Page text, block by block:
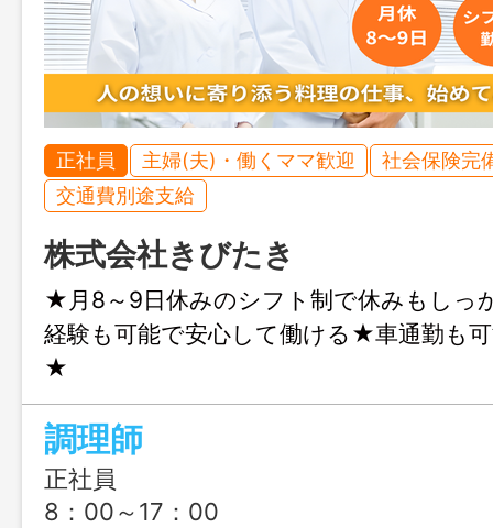
正社員 主婦(夫)・働くママ歓迎
社会保険完
交通費別途支給
株式会社きびたき
★月8～9日休みのシフト制で休みもしっ
経験も可能で安心して働ける★車通勤も
★
調理師
正社員
8：00～17：00